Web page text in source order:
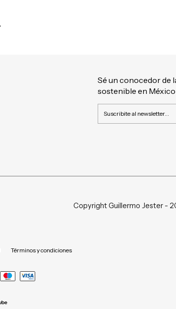
Sé un conocedor de
sostenible en México
Copyright Guillermo Jester -
Términos y condiciones